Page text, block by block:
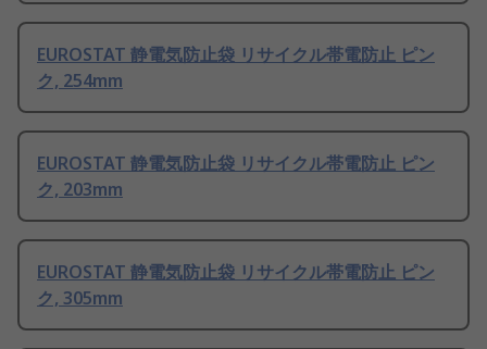
EUROSTAT 静電気防止袋 リサイクル帯電防止 ピン
ク, 254mm
EUROSTAT 静電気防止袋 リサイクル帯電防止 ピン
ク, 203mm
EUROSTAT 静電気防止袋 リサイクル帯電防止 ピン
ク, 305mm